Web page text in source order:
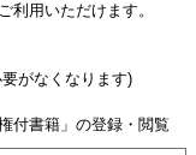
利用いただけます。
がなくなります)
付書籍」の登録・閲覧